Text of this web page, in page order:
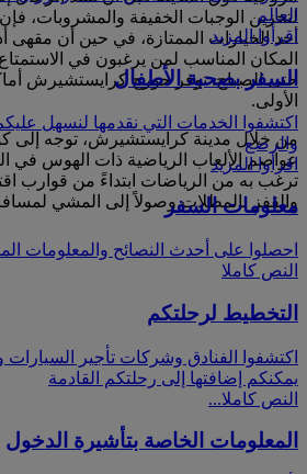
لتخزين الوجبات الخفيفة والمشروبات،
أحد الخيارات الممتازة، في حين أن مقهى
المكان المناسب لمن يرغبون في
حتى الصباح. توفر جورج كرايستشيرش
الأولى.
من خلال مدينة كرايستشيرش، توجه إلى
عواصم الألعاب الرياضية ذات الهوس في
ترغب به من الرياضات ابتداءً من قوارب
والقفز بالمظلات وصولاً إلى المشي
العالم
اقرأوا المزيد
السفر بصحبة الأطفال
اكتشفوا الخدمات التي نقدمها لنسهل
والرضع
اقرأوا المزيد
معلومات السفر
احصلوا على أحدث النصائح والمعلومات
النص كاملا
التخطيط لرحلتكم
اكتشفوا الفنادق وشركات تأجير السيارات
يمكنكم إضافتها إلى رحلتكم القادمة
النص كاملا...
المعلومات الخاصة بتأشيرة الدخول